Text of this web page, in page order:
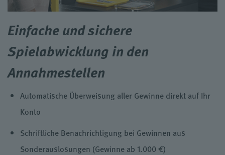
Einfache und sichere
Spielabwicklung in den
Annahmestellen
Automatische Überweisung aller Gewinne direkt auf Ihr
Konto
Schriftliche Benachrichtigung bei Gewinnen aus
Sonderauslosungen (Gewinne ab 1.000 €)